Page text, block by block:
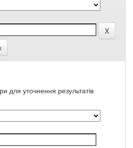
для уточнення результатів